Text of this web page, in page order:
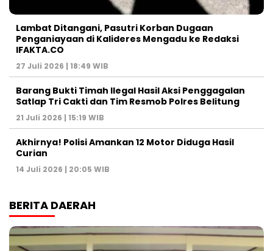
Lambat Ditangani, Pasutri Korban Dugaan
Penganiayaan di Kalideres Mengadu ke Redaksi
IFAKTA.CO
27 Juli 2026 | 18:49 WIB
Barang Bukti Timah Ilegal Hasil Aksi Penggagalan
Satlap Tri Cakti dan Tim Resmob Polres Belitung
21 Juli 2026 | 15:19 WIB
Akhirnya! Polisi Amankan 12 Motor Diduga Hasil
Curian
14 Juli 2026 | 20:05 WIB
BERITA DAERAH